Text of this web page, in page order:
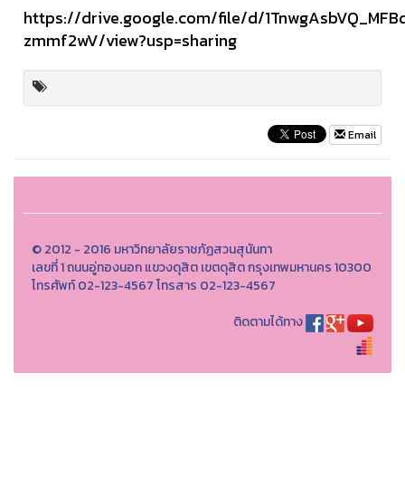
https://drive.google.com/file/d/
zmmf2wV/view?usp=sharing
Email
© 2012 - 2016 มหาวิทยาลัยราชภัฏสวนสุนันทา
เลขที่ 1 ถนนอู่ทองนอก แขวงดุสิต เขตดุสิต กรุงเทพมหานคร 10300
โทรศัพท์ 02-123-4567 โทรสาร 02-123-4567
ติดตามได้ทาง